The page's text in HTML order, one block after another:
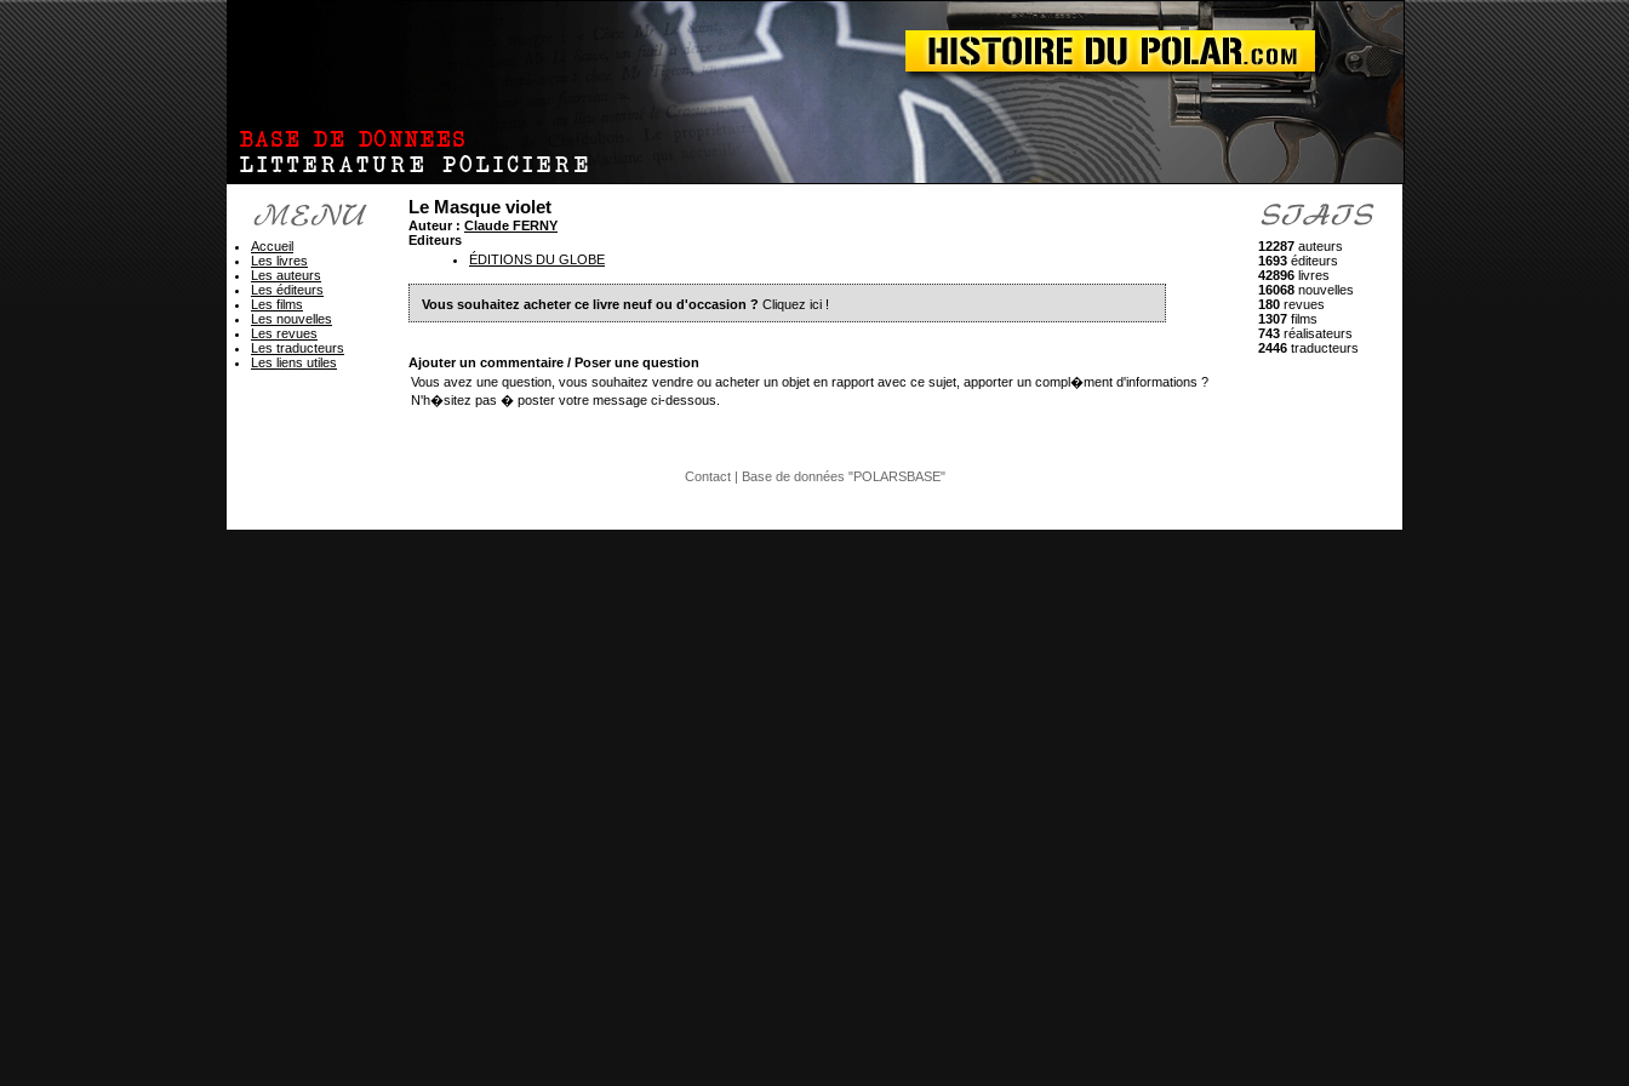
Le Masque violet
Auteur : Claude FERNY
Editeurs
ÉDITIONS DU GLOBE
Vous souhaitez acheter ce livre neuf ou d'occasion ? Cliquez ici !
Ajouter un commentaire / Poser une question
Vous avez une question, vous souhaitez vendre ou acheter un objet en rapport avec ce sujet, apporter un compl�ment d'informations ?
N'h�sitez pas � poster votre message ci-dessous.
Accueil
Les livres
Les auteurs
Les éditeurs
Les films
Les nouvelles
Les revues
Les traducteurs
Les liens utiles
12287 auteurs
1693 éditeurs
42896 livres
16068 nouvelles
180 revues
1307 films
743 réalisateurs
2446 traducteurs
Contact| Base de données "POLARSBASE"